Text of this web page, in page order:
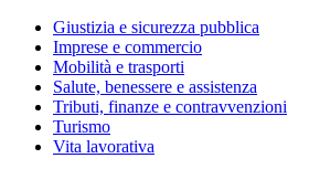
Giustizia e sicurezza pubblica
Imprese e commercio
Mobilità e trasporti
Salute, benessere e assistenza
Tributi, finanze e contravvenzioni
Turismo
Vita lavorativa